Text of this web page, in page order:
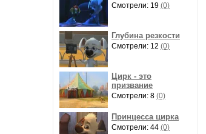
Смотрели: 19 (0)
Глубина резкости
Смотрели: 12 (0)
Цирк - это
призвание
Смотрели: 8 (0)
Принцесса цирка
Смотрели: 44 (0)